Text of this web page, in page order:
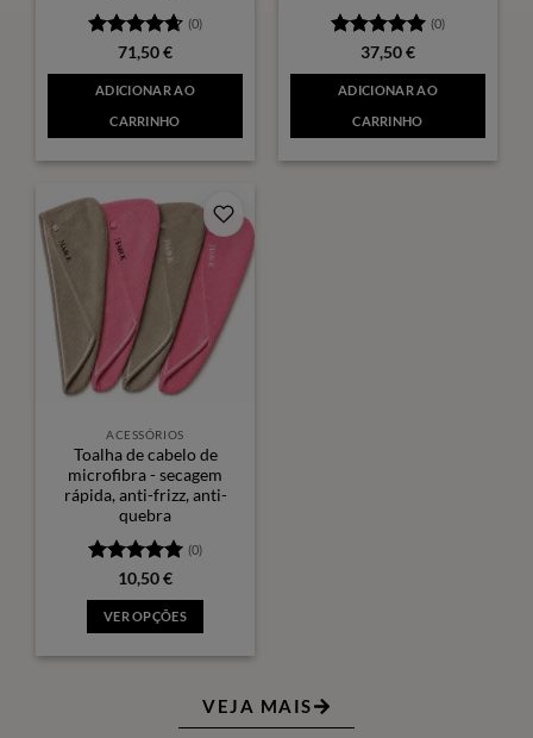
Avaliação
4.67de 5
(0)
71,50€
ADICIONAR AO
CARRINHO
Avaliação5
de 5
(0)
37,50€
ADICIONAR AO
CARRINHO
ACESSÓRIOS
Toalha de cabelo de
microfibra - secagem
rápida, anti-frizz, anti-
quebra
Avaliação5
de 5
(0)
10,50€
VER OPÇÕES
VEJA MAIS